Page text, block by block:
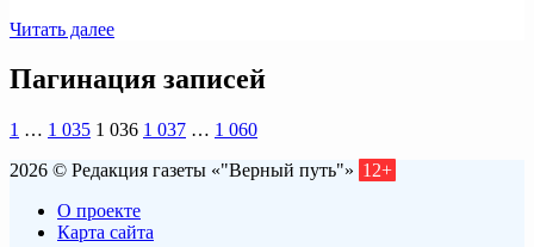
Читать далее
Пагинация записей
1 … 1 035 1 036 1 037 … 1 060
2026 © Редакция газеты «"Верный путь"» 12+
О проекте
Карта сайта